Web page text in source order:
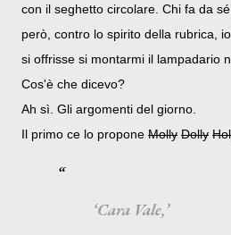
con il seghetto circolare. Chi fa da
però, contro lo spirito della rubrica,
si offrisse si montarmi il lampadario
Cos'è che dicevo?
Ah sì. Gli argomenti del giorno.
Il primo ce lo propone Molly Dolly
Cara Vale,